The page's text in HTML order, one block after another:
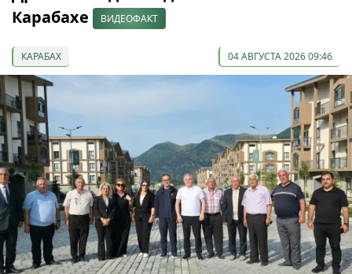
Карабахе
ВИДЕОФАКТ
КАРАБАХ 04 АВГУСТА 2026 09:46